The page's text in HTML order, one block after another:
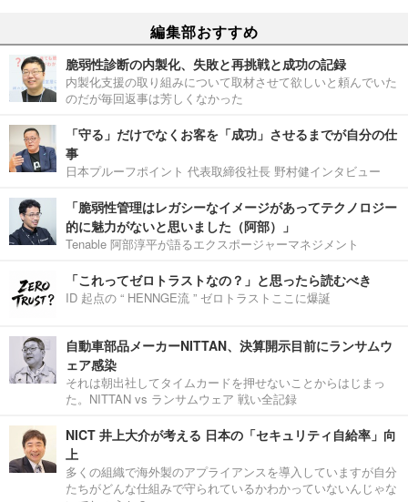
編集部おすすめ
脆弱性診断の内製化、失敗と再挑戦と成功の記録
内製化支援の取り組みについて取材させて欲しいと頼んでいた
のだが毎回返事は芳しくなかった
「守る」だけでなくお客を「成功」させるまでが自分の仕
事
日本プルーフポイント 代表取締役社長 野村健インタビュー
「脆弱性管理はレガシーなイメージがあってテクノロジー
的に魅力がないと思いました（阿部）」
Tenable 阿部淳平が語るエクスポージャーマネジメント
「これってゼロトラストなの？」と思ったら読むべき
ID 起点の “ HENNGE流 ” ゼロトラストここに爆誕
自動車部品メーカーNITTAN、決算開示目前にランサムウ
ェア感染
それは朝出社してタイムカードを押せないことからはじまっ
た。NITTAN vs ランサムウェア 戦い全記録
NICT 井上大介が考える 日本の「セキュリティ自給率」向
上
多くの組織で海外製のアプライアンスを導入していますが自分
たちがどんな仕組みで守られているかわかっていないんじゃな